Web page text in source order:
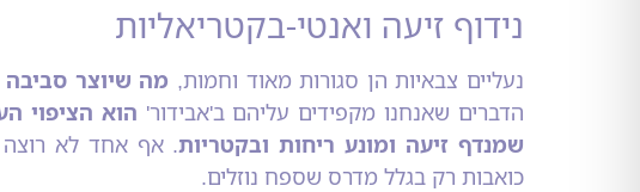
נידוף זיעה ואנטי-בקטריאליות
נעליים צבאיות הן סגורות מאוד וחמות, מה שיוצר סביבה
הדברים שאנחנו מקפידים עליהם ב'אבידור' הוא הציפוי
שמנדף זיעה ומונע ריחות ובקטריות. אף אחד לא רוצה
כואבות רק בגלל מדרס שספח נוזלים.